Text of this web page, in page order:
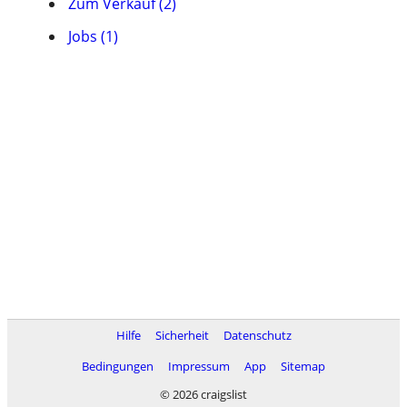
Jobs (1)
Hilfe Sicherheit
Datenschutz
Bedingungen
Impressum App
Sitemap
© 2026 craigslist